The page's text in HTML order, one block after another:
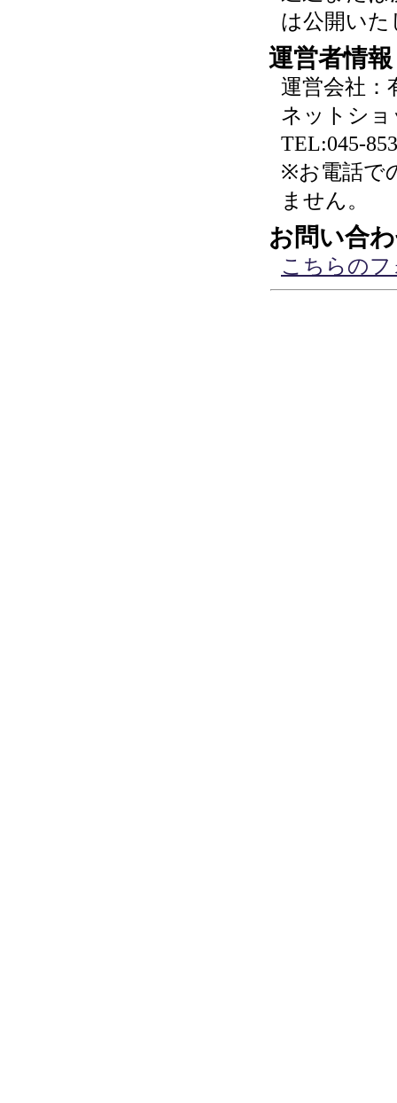
は公開い
運営者情報
運営会社：
ネットショ
TEL:045-
※お電話で
ません。
お問い合
こちらの